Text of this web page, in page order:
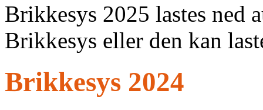
Brikkesys 2025 lastes ned
Brikkesys eller den kan
Brikkesys 2024